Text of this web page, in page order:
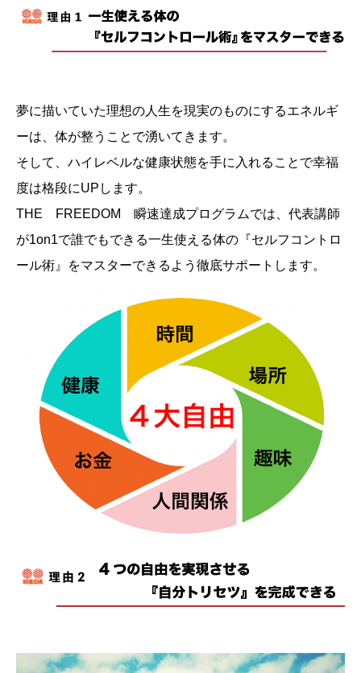
夢に描いていた理想の人生を現実のものにするエネルギ
ーは、体が整うことで湧いてきます。
そして、ハイレベルな健康状態を手に入れることで幸福
度は格段にUPします。
THE FREEDOM 瞬速達成プログラムでは、代表講師
が1on1で誰でもできる一生使える体の『セルフコントロ
ール術』をマスターできるよう徹底サポートします。